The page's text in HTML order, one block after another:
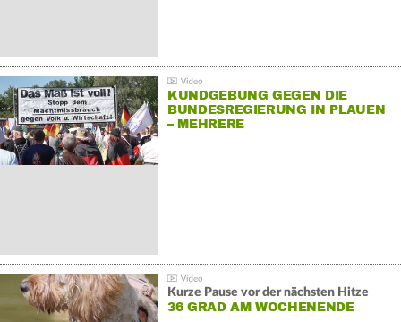
KUNDGEBUNG GEGEN DIE
BUNDESREGIERUNG IN PLAUEN
– MEHRERE
Kurze Pause vor der nächsten Hitze
36 GRAD AM WOCHENENDE